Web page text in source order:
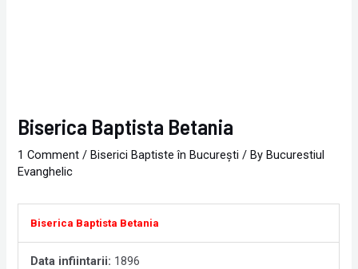
Biserica Baptista Betania
1 Comment /Biserici Baptiste în Bucureşti / ByBucurestiul
Evanghelic
Biserica Baptista Betania
Data infiintarii: 1896